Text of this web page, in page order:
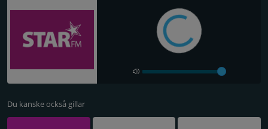
Du kanske också gillar